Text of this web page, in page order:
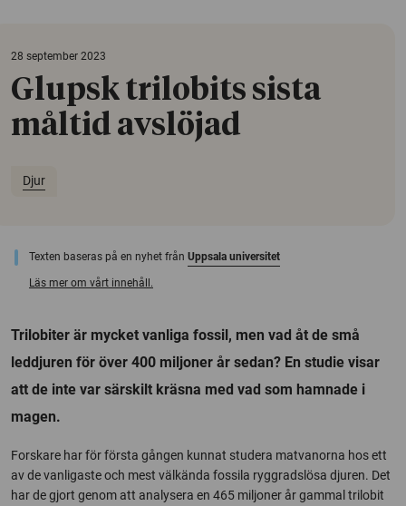
28 september 2023
Glupsk trilobits sista
måltid avslöjad
Djur
Texten baseras på en nyhet från Uppsala universitet
Läs mer om vårt innehåll.
Trilobiter är mycket vanliga fossil, men vad åt de små
leddjuren för över 400 miljoner år sedan? En studie visar
att de inte var särskilt kräsna med vad som hamnade i
magen.
Forskare har för första gången kunnat studera matvanorna hos ett
av de vanligaste och mest välkända fossila ryggradslösa djuren. Det
har de gjort genom att analysera en 465 miljoner år gammal trilobit